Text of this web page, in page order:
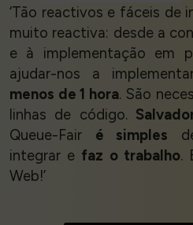
‘Tão reactivos e fáceis de
muito reactiva: desde a
e à implementação em
ajudar-nos a
menos de 1 hora. São
linhas de código.
Queue-Fair é simples
integrar e faz o trabalho.
Web!’